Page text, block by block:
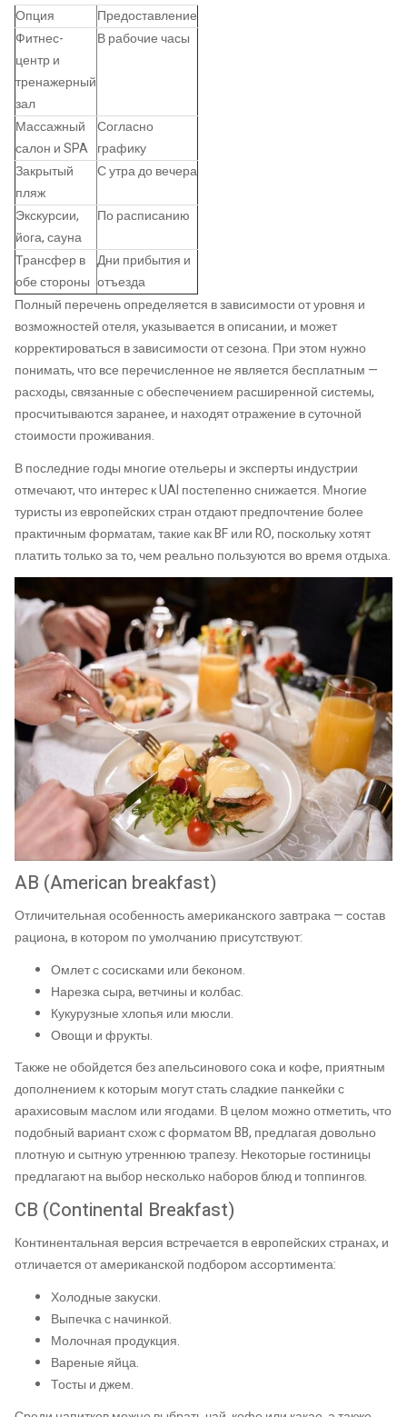
Опция
Предоставление
Фитнес-
центр и
тренажерный
зал
В рабочие часы
Массажный
салон и SPA
Согласно
графику
Закрытый
пляж
С утра до вечера
Экскурсии,
йога, сауна
По расписанию
Трансфер в
обе стороны
Дни прибытия и
отъезда
Полный перечень определяется в зависимости от уровня и
возможностей отеля, указывается в описании, и может
корректироваться в зависимости от сезона. При этом нужно
понимать, что все перечисленное не является бесплатным —
расходы, связанные с обеспечением расширенной системы,
просчитываются заранее, и находят отражение в суточной
стоимости проживания.
В последние годы многие отельеры и эксперты индустрии
отмечают, что интерес к UAI постепенно снижается. Многие
туристы из европейских стран отдают предпочтение более
практичным форматам, такие как BF или RO, поскольку хотят
платить только за то, чем реально пользуются во время отдыха.
AB (American breakfast)
Отличительная особенность американского завтрака — состав
рациона, в котором по умолчанию присутствуют:
Омлет с сосисками или беконом.
Нарезка сыра, ветчины и колбас.
Кукурузные хлопья или мюсли.
Овощи и фрукты.
Также не обойдется без апельсинового сока и кофе, приятным
дополнением к которым могут стать сладкие панкейки с
арахисовым маслом или ягодами. В целом можно отметить, что
подобный вариант схож с форматом BB, предлагая довольно
плотную и сытную утреннюю трапезу. Некоторые гостиницы
предлагают на выбор несколько наборов блюд и топпингов.
CB (Continental Breakfast)
Континентальная версия встречается в европейских странах, и
отличается от американской подбором ассортимента:
Холодные закуски.
Выпечка с начинкой.
Молочная продукция.
Вареные яйца.
Тосты и джем.